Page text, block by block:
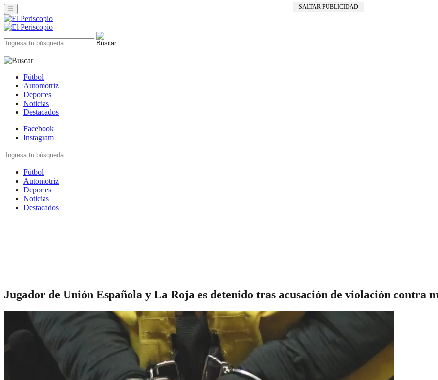
SALTAR PUBLICIDAD
☰
Fútbol
Automotriz
Deportes
Noticias
Destacados
Facebook
Instagram
Fútbol
Automotriz
Deportes
Noticias
Destacados
Jugador de Unión Española y La Roja es detenido tras acusación de violación contra